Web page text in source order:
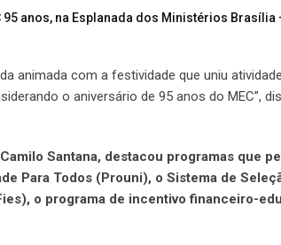
anos, na Esplanada dos Ministérios Brasília
animada com a festividade que uniu
o aniversário de 95 anos do MEC”,
Santana, destacou programas que
Para Todos (Prouni), o Sistema de
o programa de incentivo financeiro-